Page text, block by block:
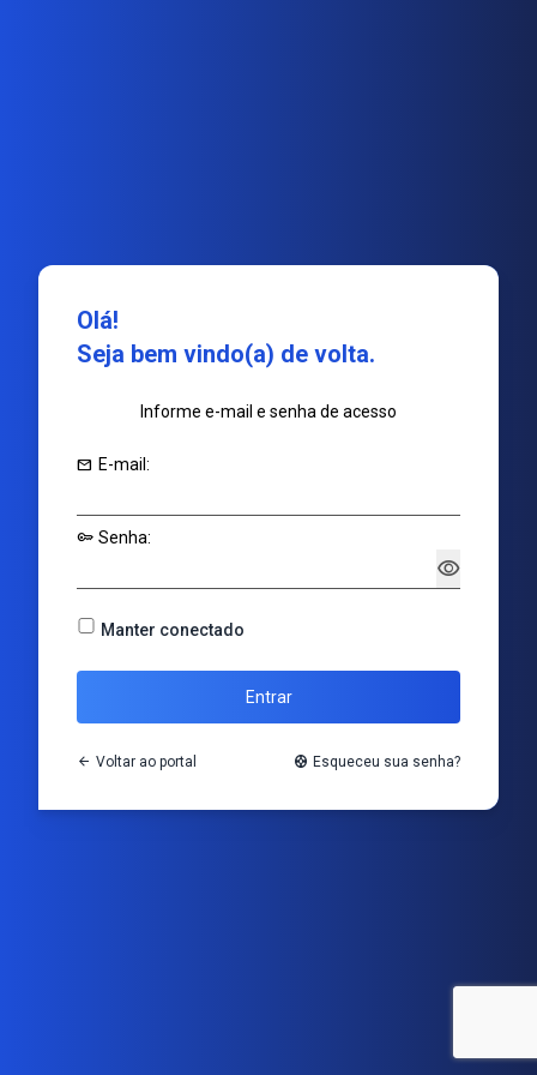
Olá!
Seja bem vindo(a) de volta.
Informe e-mail e senha de acesso
mail E-mail:
key Senha:
visibility
Manter conectado
Entrar
arrow_back Voltar ao portal support Esqueceu sua senha?